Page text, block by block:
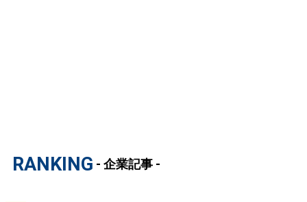
RANKING - 企業記事 -